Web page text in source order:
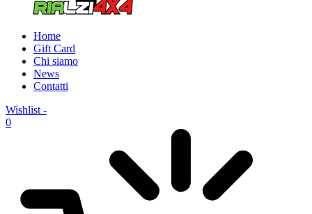
Home
Gift Card
Chi siamo
News
Contatti
Wishlist -
0